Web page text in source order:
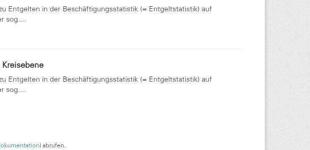
Entgelten in der Beschäftigungsstatistik (= Entgeltstatistik) auf
sog....
Entgelten in der Beschäftigungsstatistik (= Entgeltstatistik) auf
sog....
) abrufen.